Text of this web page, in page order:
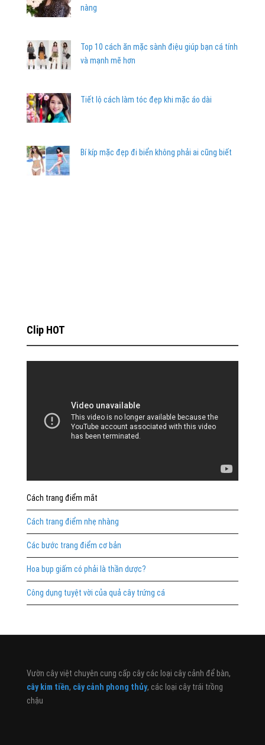
nàng
Top 10 cách ăn mặc sành điệu giúp bạn cá tính
và mạnh mẽ hơn
Tiết lộ cách làm tóc đẹp khi mặc áo dài
Bí kíp mặc đẹp đi biển không phải ai cũng biết
Clip HOT
Cách trang điểm mắt
Cách trang điểm nhẹ nhàng
Các bước trang điểm cơ bản
Hoa bụp giấm có phải là thần dược?
Công dụng tuyệt vời của quả cây trứng cá
Vườn cây việt chuyên cung cấp cây các loại cây cảnh để bàn,
cây kim tiền, cây cảnh phong thủy, các loại cây trái trồng
chậu